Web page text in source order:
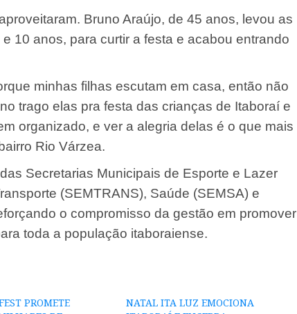
Bruno Araújo, de 45 anos, levou as
10 anos, para curtir a festa e acabou entrando
minhas filhas escutam em casa, então não
trago elas pra festa das crianças de Itaboraí e
organizado, e ver a alegria delas é o que mais
Rio Várzea.
Secretarias Municipais de Esporte e Lazer
(SEMTRANS), Saúde (SEMSA) e
o compromisso da gestão em promover
toda a população itaboraiense.
PROMETE
NATAL ITA LUZ EMOCIONA